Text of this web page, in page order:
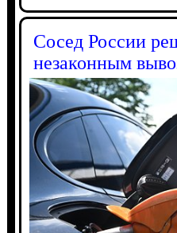
Сосед России
незаконным